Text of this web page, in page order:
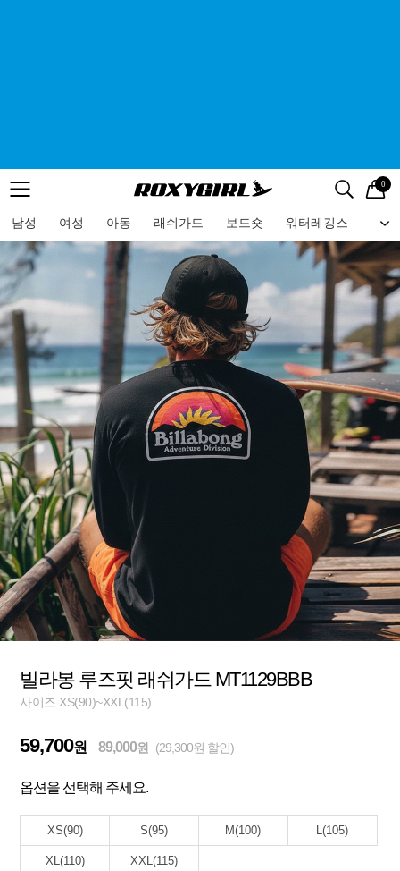
메뉴 검색
로고 0
남성 여성 아동 래쉬가드 보드숏 워터레깅스 비
메뉴
빌라봉 루즈핏 래쉬가드 MT1129BBB
사이즈 XS(90)~XXL(115)
59,700원 89,000원 (29,300원 할인)
옵션을 선택해 주세요.
XS(90) S(95) M(100) L(105)
XL(110) XXL(115)